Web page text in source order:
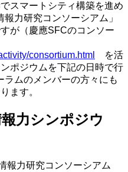
スマートシティ構築を進め
力研究コンソーシアム」
が（慶應SFCのコンソー
consortium.html
を活
ポジウムを下記の日時で行
ラムのメンバーの方々にも
ます。
報力シンポジウ
報力研究コンソーシアム